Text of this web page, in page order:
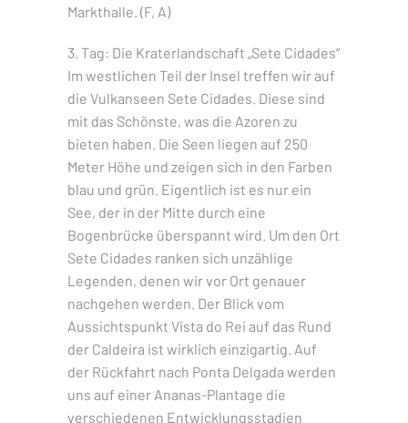
Markthalle. (F, A)
3. Tag: Die Kraterlandschaft „Sete Cidades“
Im westlichen Teil der Insel treffen wir auf
die Vulkanseen Sete Cidades. Diese sind
mit das Schönste, was die Azoren zu
bieten haben. Die Seen liegen auf 250
Meter Höhe und zeigen sich in den Farben
blau und grün. Eigentlich ist es nur ein
See, der in der Mitte durch eine
Bogenbrücke überspannt wird. Um den Ort
Sete Cidades ranken sich unzählige
Legenden, denen wir vor Ort genauer
nachgehen werden. Der Blick vom
Aussichtspunkt Vista do Rei auf das Rund
der Caldeira ist wirklich einzigartig. Auf
der Rückfahrt nach Ponta Delgada werden
uns auf einer Ananas-Plantage die
verschiedenen Entwicklungsstadien